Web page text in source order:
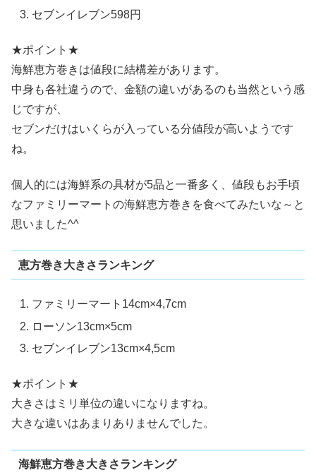
セブンイレブン598円
★ポイント★
海鮮恵方巻きは値段に結構差があります。
中身も各社違うので、金額の違いがあるのも当然という感
じですが、
セブンだけはいくらが入っている分値段が高いようです
ね。
個人的には海鮮系の具材が5品と一番多く、値段もお手頃
なファミリーマートの海鮮恵方巻きを食べてみたいな～と
思いました^^
恵方巻き大きさランキング
ファミリーマート14cm×4,7cm
ローソン13cm×5cm
セブンイレブン13cm×4,5cm
★ポイント★
大きさはミリ単位の違いになりますね。
大きな違いはあまりありませんでした。
海鮮恵方巻き大きさランキング